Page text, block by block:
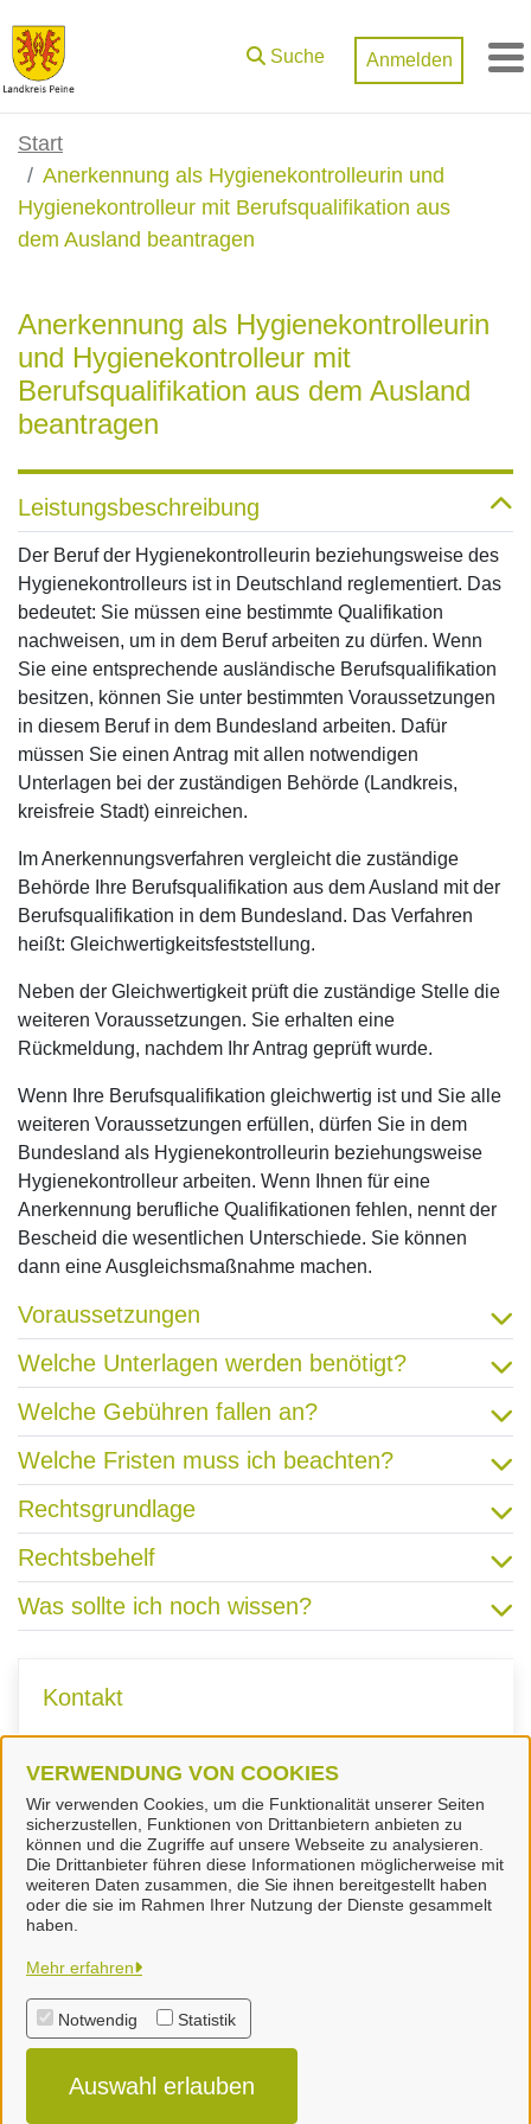
Zum Hauptinhalt springen
VERWENDUNG VON COOKIES
Wir verwenden Cookies, um die Funktionalität unserer Seiten
sicherzustellen, Funktionen von Drittanbietern anbieten zu
können und die Zugriffe auf unsere Webseite zu analysieren.
Die Drittanbieter führen diese Informationen möglicherweise mit
weiteren Daten zusammen, die Sie ihnen bereitgestellt haben
oder die sie im Rahmen Ihrer Nutzung der Dienste gesammelt
haben.
Mehr erfahren
Notwendig Statistik
Auswahl erlauben
Suche Anmelden
Start
Anerkennung als Hygienekontrolleurin und
Hygienekontrolleur mit Berufsqualifikation aus
dem Ausland beantragen
Anerkennung als Hygienekontrolleurin
und Hygienekontrolleur mit
Berufsqualifikation aus dem Ausland
beantragen
Leistungsbeschreibung
Der Beruf der Hygienekontrolleurin beziehungsweise des
Hygienekontrolleurs ist in Deutschland reglementiert. Das
bedeutet: Sie müssen eine bestimmte Qualifikation
nachweisen, um in dem Beruf arbeiten zu dürfen. Wenn
Sie eine entsprechende ausländische Berufsqualifikation
besitzen, können Sie unter bestimmten Voraussetzungen
in diesem Beruf in dem Bundesland arbeiten. Dafür
müssen Sie einen Antrag mit allen notwendigen
Unterlagen bei der zuständigen Behörde (Landkreis,
kreisfreie Stadt) einreichen.
Im Anerkennungsverfahren vergleicht die zuständige
Behörde Ihre Berufsqualifikation aus dem Ausland mit der
Berufsqualifikation in dem Bundesland. Das Verfahren
heißt: Gleichwertigkeitsfeststellung.
Neben der Gleichwertigkeit prüft die zuständige Stelle die
weiteren Voraussetzungen. Sie erhalten eine
Rückmeldung, nachdem Ihr Antrag geprüft wurde.
Wenn Ihre Berufsqualifikation gleichwertig ist und Sie alle
weiteren Voraussetzungen erfüllen, dürfen Sie in dem
Bundesland als Hygienekontrolleurin beziehungsweise
Hygienekontrolleur arbeiten. Wenn Ihnen für eine
Anerkennung berufliche Qualifikationen fehlen, nennt der
Bescheid die wesentlichen Unterschiede. Sie können
dann eine Ausgleichsmaßnahme machen.
Voraussetzungen
Welche Unterlagen werden benötigt?
Welche Gebühren fallen an?
Welche Fristen muss ich beachten?
Rechtsgrundlage
Rechtsbehelf
Was sollte ich noch wissen?
Kontakt
Fachdienst Gesundheitsamt
Landkreis Peine
Alle Rechte vorbehalten